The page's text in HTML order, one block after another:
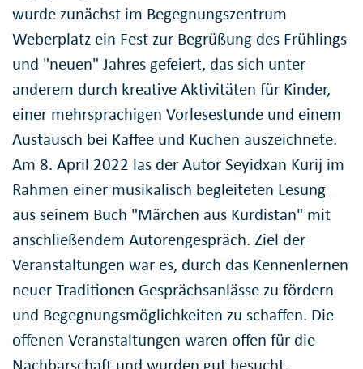
wurde zunächst im Begeg­nungs­zentrum
Weberplatz ein Fest zur Begrüßung des Frühlings
und "neuen" Jahres gefeiert, das sich unter
anderem durch kreative Aktivitäten für Kinder,
einer mehr­sprachigen Vorlesestunde und einem
Austausch bei Kaffee und Kuchen auszeichnete.
Am 8. April 2022 las der Autor Seyidxan Kurij im
Rahmen einer musikalisch begleiteten Lesung
aus seinem Buch "Märchen aus Kurdistan" mit
anschließen­dem Autorengespräch. Ziel der
Veranstal­tungen war es, durch das Kennen­lernen
neuer Traditionen Gesprächs­anlässe zu fördern
und Begegnungs­möglich­keiten zu schaffen. Die
offenen Veranstaltungen waren offen für die